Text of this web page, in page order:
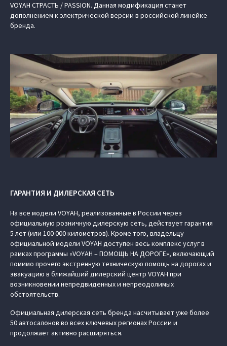
VOYAH СТРАСТЬ / PASSION. Данная модификация станет
дополнением к электрической версии в российской линейке
бренда.
ГАРАНТИЯ И ДИЛЕРСКАЯ СЕТЬ
На все модели VOYAH, реализованные в России через
официальную розничную дилерскую сеть, действует гарантия
5 лет (или 100 000 километров). Кроме того, владельцу
официальной модели VOYAH доступен весь комплекс услуг в
рамках программы «VOYAH – ПОМОЩЬ НА ДОРОГЕ», включающий
помимо прочего экстренную техническую помощь на дорогах и
эвакуацию в ближайший дилерский центр VOYAH при
возникновении непредвиденных и непреодолимых
обстоятельств.
Официальная дилерская сеть бренда насчитывает уже более
50 автосалонов во всех ключевых регионах России и
продолжает активно расширяться.